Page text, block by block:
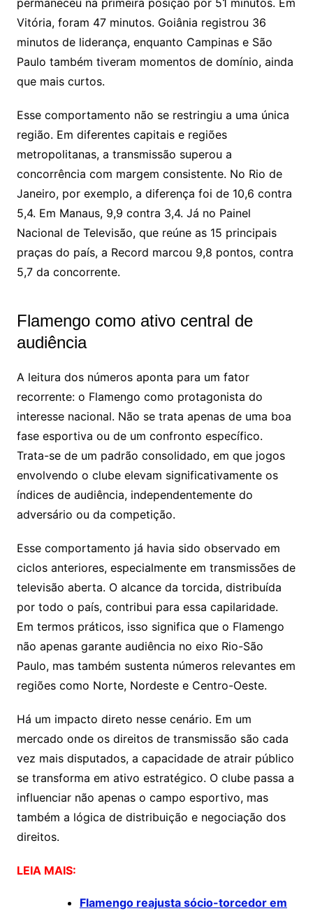
permaneceu na primeira posição por 51 minutos. Em
Vitória, foram 47 minutos. Goiânia registrou 36
minutos de liderança, enquanto Campinas e São
Paulo também tiveram momentos de domínio, ainda
que mais curtos.
Esse comportamento não se restringiu a uma única
região. Em diferentes capitais e regiões
metropolitanas, a transmissão superou a
concorrência com margem consistente. No Rio de
Janeiro, por exemplo, a diferença foi de 10,6 contra
5,4. Em Manaus, 9,9 contra 3,4. Já no Painel
Nacional de Televisão, que reúne as 15 principais
praças do país, a Record marcou 9,8 pontos, contra
5,7 da concorrente.
Flamengo como ativo central de
audiência
A leitura dos números aponta para um fator
recorrente: o Flamengo como protagonista do
interesse nacional. Não se trata apenas de uma boa
fase esportiva ou de um confronto específico.
Trata-se de um padrão consolidado, em que jogos
envolvendo o clube elevam significativamente os
índices de audiência, independentemente do
adversário ou da competição.
Esse comportamento já havia sido observado em
ciclos anteriores, especialmente em transmissões de
televisão aberta. O alcance da torcida, distribuída
por todo o país, contribui para essa capilaridade.
Em termos práticos, isso significa que o Flamengo
não apenas garante audiência no eixo Rio-São
Paulo, mas também sustenta números relevantes em
regiões como Norte, Nordeste e Centro-Oeste.
Há um impacto direto nesse cenário. Em um
mercado onde os direitos de transmissão são cada
vez mais disputados, a capacidade de atrair público
se transforma em ativo estratégico. O clube passa a
influenciar não apenas o campo esportivo, mas
também a lógica de distribuição e negociação dos
direitos.
LEIA MAIS:
Flamengo reajusta sócio-torcedor em